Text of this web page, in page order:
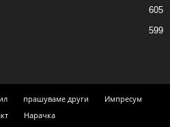
605
599
прашуваме други
Импресум
Нарачка